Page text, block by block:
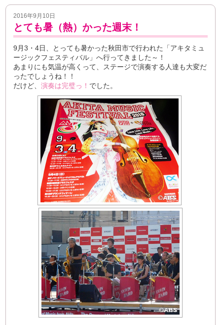
2016年9月10日
とても暑（熱）かった週末！
9月3・4日、とっても暑かった秋田市で行われた「アキタミュ
ージックフェスティバル」へ行ってきました～！
あまりにも気温が高くって、ステージで演奏する人達も大変だ
ったでしょうね！！
だけど、演奏は完璧っ！ でした。